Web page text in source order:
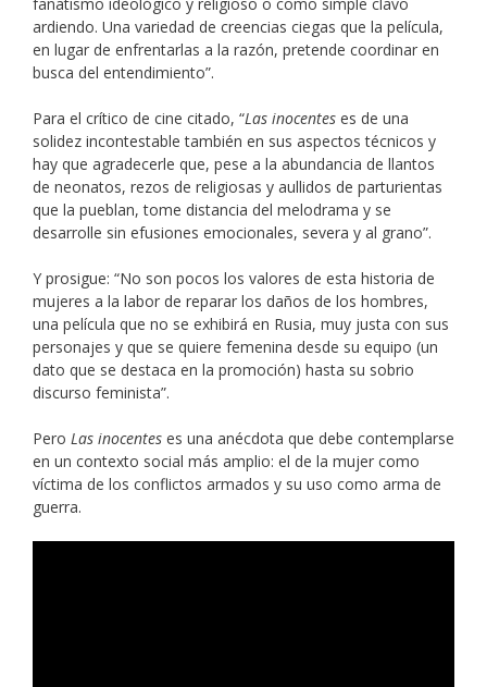
fanatismo ideológico y religioso o como simple clavo
ardiendo. Una variedad de creencias ciegas que la película,
en lugar de enfrentarlas a la razón, pretende coordinar en
busca del entendimiento”.
Para el crítico de cine citado, “Las inocentes es de una
solidez incontestable también en sus aspectos técnicos y
hay que agradecerle que, pese a la abundancia de llantos
de neonatos, rezos de religiosas y aullidos de parturientas
que la pueblan, tome distancia del melodrama y se
desarrolle sin efusiones emocionales, severa y al grano”.
Y prosigue: “No son pocos los valores de esta historia de
mujeres a la labor de reparar los daños de los hombres,
una película que no se exhibirá en Rusia, muy justa con sus
personajes y que se quiere femenina desde su equipo (un
dato que se destaca en la promoción) hasta su sobrio
discurso feminista”.
Pero Las inocentes es una anécdota que debe contemplarse
en un contexto social más amplio: el de la mujer como
víctima de los conflictos armados y su uso como arma de
guerra.